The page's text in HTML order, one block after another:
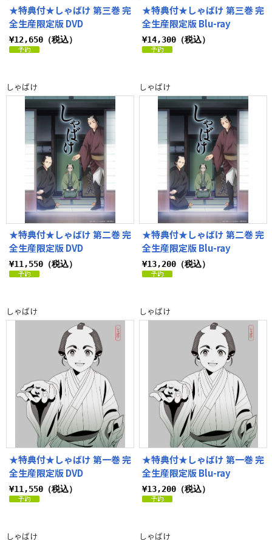
★特典付★しゃばけ 第三巻 完
全生産限定版 DVD
¥12,650（税込）
★特典付★しゃばけ 第三巻 完
全生産限定版 Blu-ray
¥14,300（税込）
しゃばけ
★特典付★しゃばけ 第二巻 完
全生産限定版 DVD
¥11,550（税込）
しゃばけ
★特典付★しゃばけ 第二巻 完
全生産限定版 Blu-ray
¥13,200（税込）
しゃばけ
★特典付★しゃばけ 第一巻 完
全生産限定版 DVD
¥11,550（税込）
しゃばけ
★特典付★しゃばけ 第一巻 完
全生産限定版 Blu-ray
¥13,200（税込）
しゃばけ しゃばけ